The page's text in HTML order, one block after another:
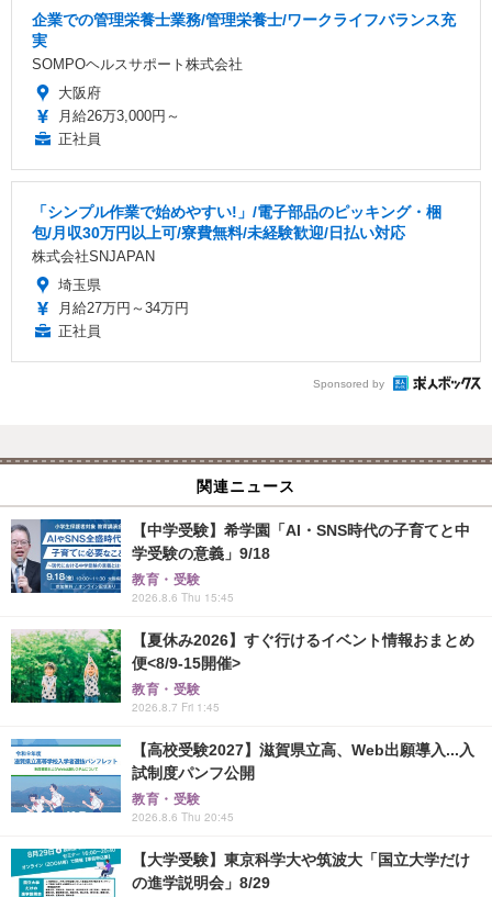
企業での管理栄養士業務/管理栄養士/ワークライフバランス充
実
SOMPOヘルスサポート株式会社
大阪府
月給26万3,000円～
正社員
「シンプル作業で始めやすい!」/電子部品のピッキング・梱
包/月収30万円以上可/寮費無料/未経験歓迎/日払い対応
株式会社SNJAPAN
埼玉県
月給27万円～34万円
正社員
Sponsored by
関連ニュース
【中学受験】希学園「AI・SNS時代の子育てと中
学受験の意義」9/18
教育・受験
2026.8.6 Thu 15:45
【夏休み2026】すぐ行けるイベント情報おまとめ
便<8/9-15開催>
教育・受験
2026.8.7 Fri 1:45
【高校受験2027】滋賀県立高、Web出願導入...入
試制度パンフ公開
教育・受験
2026.8.6 Thu 20:45
【大学受験】東京科学大や筑波大「国立大学だけ
の進学説明会」8/29